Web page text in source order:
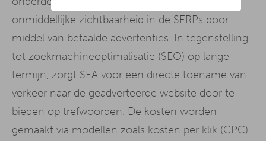
Datenschutzvorschriften ermöglichen.
Ihre Einwilligung, die folgenden Cookies und Technologien
notwendigen Cookies zustimmen oder hier Ihre individuelle
jederzeit später geändert oder widerrufen werden, indem Sie
Webseite klicken.
Weitere Informationen erhalten Sie in
unsererDatenschutzerklärung und imImpressum.
onmiddellijke zichtbaarheid in de SERPs door
middel van betaalde advertenties. In tegenstelling
tot zoekmachineoptimalisatie (SEO) op lange
termijn, zorgt SEA voor een directe toename van
verkeer naar de geadverteerde website door te
bieden op trefwoorden. De kosten worden
gemaakt via modellen zoals kosten per klik (CPC)